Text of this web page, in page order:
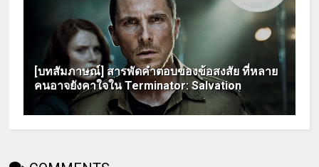
[บทสัมภาษณ์] สารพัดคำตอบของข้อสงสัย ที่หลาย
คนอาจยังคาใจใน Terminator: Salvation